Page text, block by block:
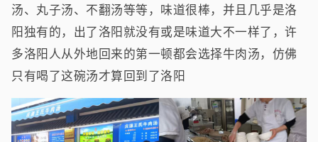
汤、丸子汤、不翻汤等等，味道很棒，并且几乎是洛
阳独有的，出了洛阳就没有或是味道大不一样了，许
多洛阳人从外地回来的第一顿都会选择牛肉汤，仿佛
只有喝了这碗汤才算回到了洛阳